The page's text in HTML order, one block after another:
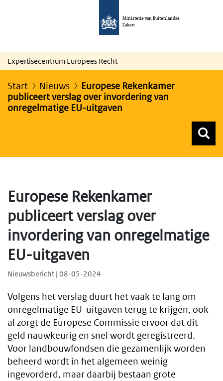
Ministerie van Buitenlandse
Zaken
Expertisecentrum Europees Recht
Start Nieuws
Europese Rekenkamer
publiceert verslag over invordering van
onregelmatige EU-uitgaven
Europese Rekenkamer
publiceert verslag over
invordering van onregelmatige
EU-uitgaven
Nieuwsbericht | 08-05-2024
Volgens het verslag duurt het vaak te lang om
onregelmatige EU-uitgaven terug te krijgen, ook
al zorgt de Europese Commissie ervoor dat dit
geld nauwkeurig en snel wordt geregistreerd.
Voor landbouwfondsen die gezamenlijk worden
beheerd wordt in het algemeen weinig
ingevorderd, maar daarbij bestaan grote